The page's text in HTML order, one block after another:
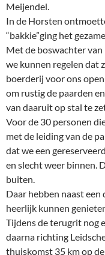
Meijendel.
In de Horsten
“bakkie”ging het
Met de boswachter
we kunnen regelen dat
boerderij voor ons
om rustig de paarden
van daaruit op stal te
Voor de 30 personen
met de leiding van de
dat we een
en slecht weer binnen.
buiten.
Daar hebben naast
heerlijk kunnen
Tijdens de terugrit nog
daarna richting
thuiskomst 35 km op